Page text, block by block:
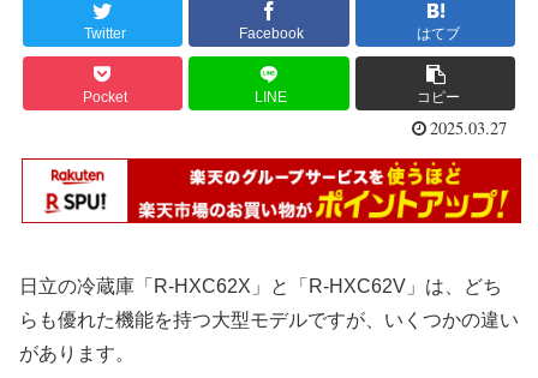
Twitter Facebook はてブ
Pocket LINE コピー
2025.03.27
日立の冷蔵庫「R-HXC62X」と「R-HXC62V」は、どち
らも優れた機能を持つ大型モデルですが、いくつかの違い
があります。